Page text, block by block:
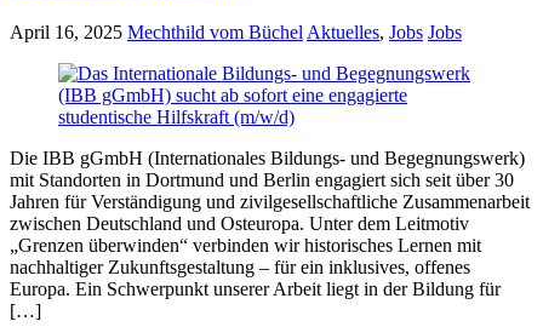
April 16, 2025 Mechthild vom Büchel Aktuelles, Jobs Jobs
Die IBB gGmbH (Internationales Bildungs- und Begegnungswerk)
mit Standorten in Dortmund und Berlin engagiert sich seit über 30
Jahren für Verständigung und zivilgesellschaftliche Zusammenarbeit
zwischen Deutschland und Osteuropa. Unter dem Leitmotiv
„Grenzen überwinden“ verbinden wir historisches Lernen mit
nachhaltiger Zukunftsgestaltung – für ein inklusives, offenes
Europa. Ein Schwerpunkt unserer Arbeit liegt in der Bildung für
[…]